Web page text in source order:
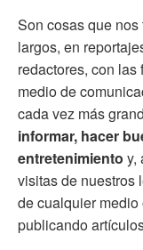
Son cosas que
largos, en
redactores, con
medio de
cada vez más
informar, hacer
entretenimiento y,
visitas de nuestros
de cualquier
publicando